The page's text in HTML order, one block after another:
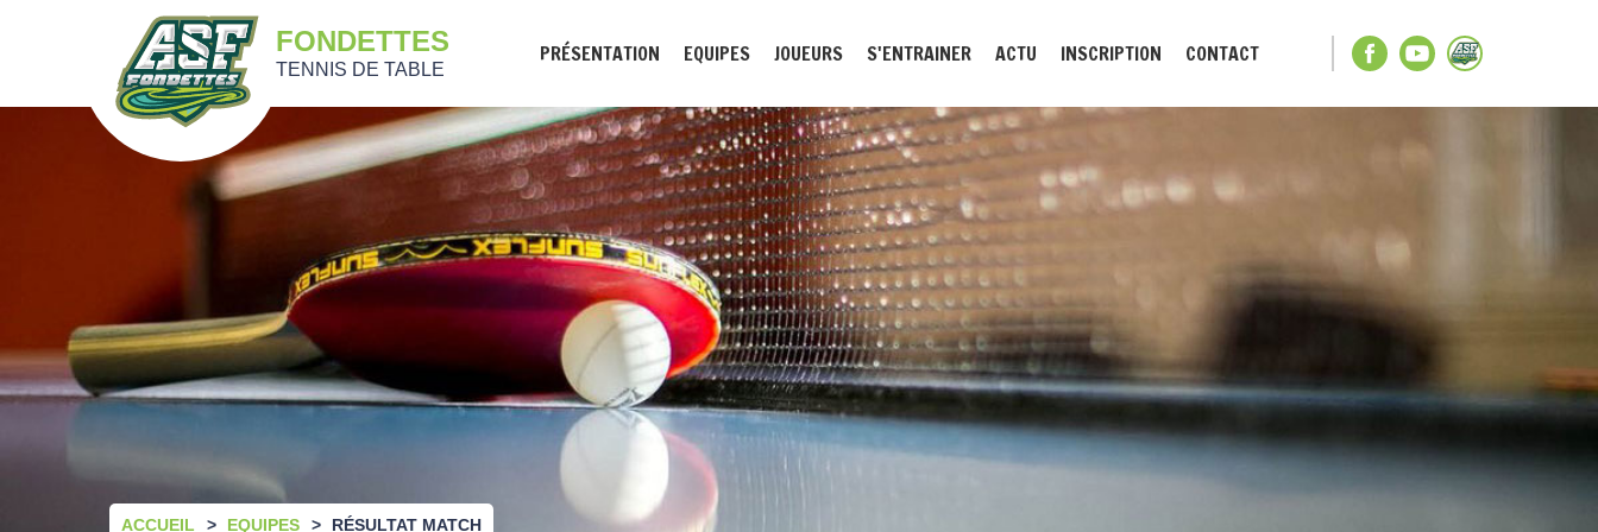
FONDETTES
TENNIS DE TABLE
PRÉSENTATION EQUIPES JOUEURS S'ENTRAINER ACTU INSCRIPTION CONTACT
ACCUEIL EQUIPES RÉSULTAT MATCH